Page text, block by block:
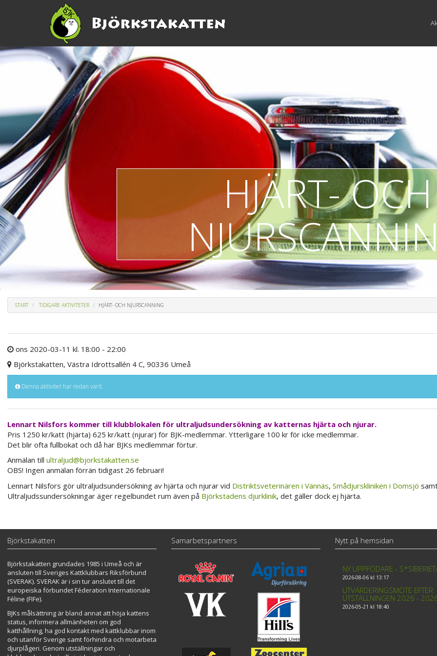
HJÄRT- OCH
START TIDIGARE AKTIVITETER HJÄRT- OCH NJURSCANNING
ons 2020-03-11 kl. 18:00 - 22:00
Björkstakatten, Västra Idrottsallén 4 C, 90336 Umeå
Denna aktivitet har redan varit.
Lennart Nilsfors kommer till klubblokalen för ultraljudsundersökning av katternas hjärta och njurar.
Pris 1250 kr/katt (hjärta) 625 kr/katt (njurar) för BJK-medlemmar. Ytterligare 100 kr för icke medlemmar.
Det blir ofta fullbokat och då har BJKs medlemmar förtur.
Anmälan till ultraljud@bjorkstakatten.se
OBS! Ingen anmälan förrän tidigast 26 februari!
Lennart Nilsfors gör ultraljudsundersökning av hjärta och njurar vid Distriktsveterinären i Vännäs, Smådjurskliniken i Domsjö
Ultraljudssundersökningar äger regelbundet rum även på Björkstadens djurklinik, det gäller dock ej hjärta.
Björkstakatten
Björkstakatten grundades 1985 i Umeå och är
ansluten till Sveriges Kattklubbars Riksförbund
(SVERAK). SVERAK är i sin tur anslutet till det
europeiska förbundet Féderation Internationale
Féline (FIFe).
BJKs målsättning är bland annat att höja kattens
status, informera allmänheten om god
katthållning, ha god kontakt med kattklubbar inom
och utanför Sverige samt förhindra och motarbeta
djurplågeri. Genom utställningar och
Samarbetspartners Nytt på hemsidan
NY UPPFÖDARE -
2026-08-06 kl 13:17
UTVÄRDERINGSMÖTE EFTER
UTSTÄLLNINGEN 2026 -
2026-05-21 kl 18:40